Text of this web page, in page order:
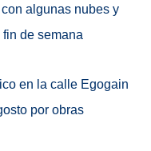
algunas nubes y
de semana
en la calle Egogain
por obras